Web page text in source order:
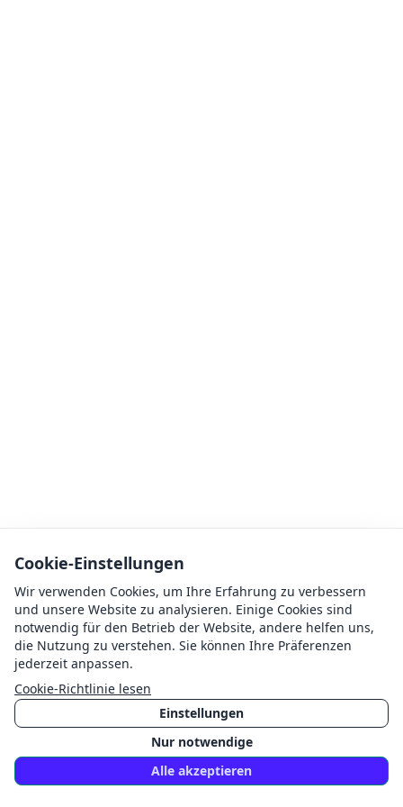
Cookie-Einstellungen
Wir verwenden Cookies, um Ihre Erfahrung zu verbessern
und unsere Website zu analysieren. Einige Cookies sind
notwendig für den Betrieb der Website, andere helfen uns,
die Nutzung zu verstehen. Sie können Ihre Präferenzen
jederzeit anpassen.
Cookie-Richtlinie lesen
Einstellungen
Nur notwendige
Alle akzeptieren